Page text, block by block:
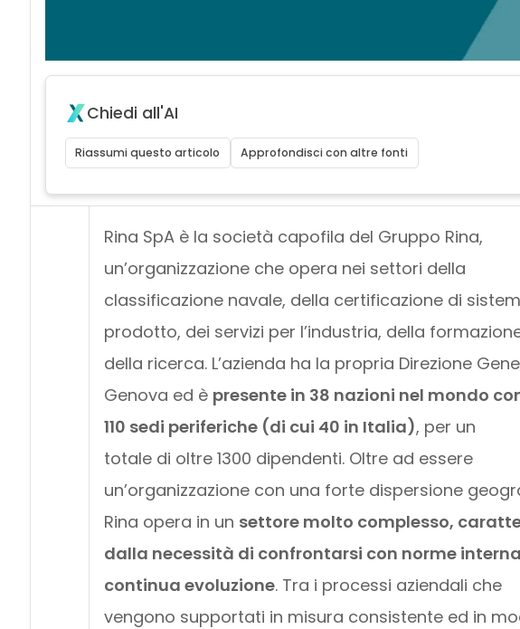
Chiedi all'AI
Riassumi questo articolo Approfondisci con altre fonti
Rina SpA è la società capofila del Gruppo Rina,
un’organizzazione che opera nei settori della
classificazione navale, della certificazione di
prodotto, dei servizi per l’industria, della
della ricerca. L’azienda ha la propria Direzione
Genova ed è presente in 38 nazioni nel mondo
110 sedi periferiche (di cui 40 in Italia), per un
totale di oltre 1300 dipendenti. Oltre ad essere
un’organizzazione con una forte dispersione
Rina opera in un settore molto complesso,
dalla necessità di confrontarsi con norme
continua evoluzione. Tra i processi aziendali che
vengono supportati in misura consistente ed in